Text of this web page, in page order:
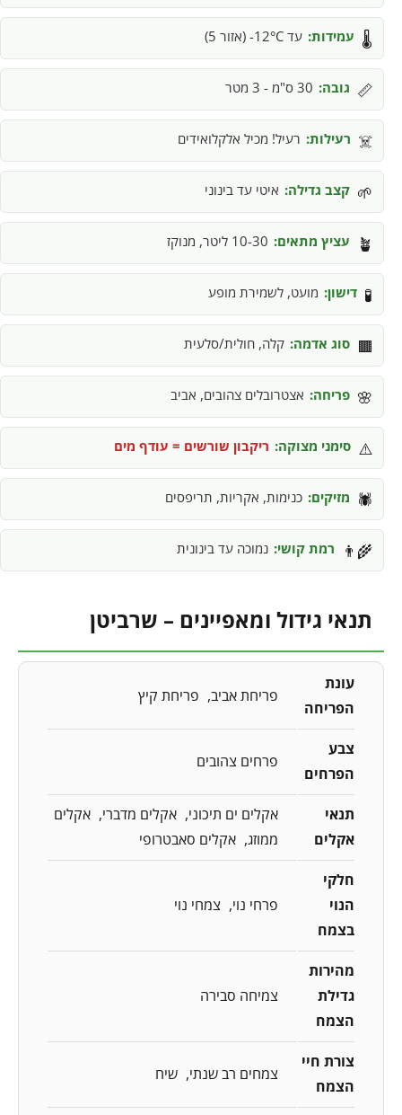
🌡️ עמידות: עד 12°C- (אזור 5)
📏 גובה: 30 ס"מ - 3 מטר
☠️ רעילות: רעיל! מכיל אלקלואידים
🌱 קצב גדילה: איטי עד בינוני
🪴 עציץ מתאים: 10-30 ליטר, מנוקז
🧪 דישון: מועט, לשמירת מופע
🟫 סוג אדמה: קלה, חולית/סלעית
🌸 פריחה: אצטרובלים צהובים, אביב
⚠️ סימני מצוקה: ריקבון שורשים = עודף מים
🕷️ מזיקים: כנימות, אקריות, תריפסים
👨‍🌾 רמת קושי: נמוכה עד בינונית
תנאי גידול ומאפיינים – שרביטן
עונת
הפריחה
פריחת אביב פריחת קיץ
צבע
הפרחים
פרחים צהובים
תנאי
אקלים
אקלים ים תיכוני אקלים מדברי
אקלים
ממוזג אקלים סאבטרופי
חלקי
הנוי
בצמח
פרחי נוי צמחי נוי
מהירות
גדילת
הצמח
צמיחה סבירה
צורת חיי
הצמח
צמחים רב שנתי שיח